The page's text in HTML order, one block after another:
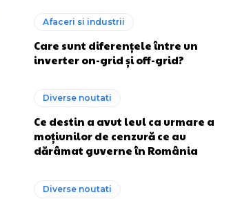
Afaceri si industrii
Care sunt diferențele între un
inverter on-grid și off-grid?
Diverse noutati
Ce destin a avut leul ca urmare a
moțiunilor de cenzură ce au
dărâmat guverne în România
Diverse noutati